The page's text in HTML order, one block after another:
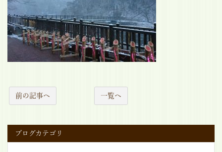
前の記事へ 一覧へ
ブログカテゴリ